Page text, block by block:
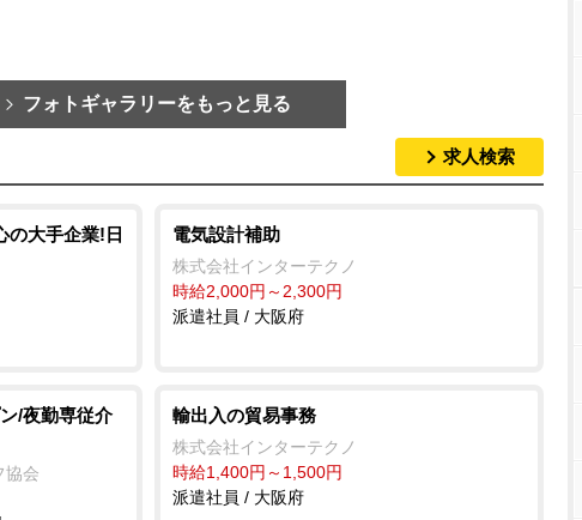
フォトギャラリーをもっと見る
求人検索
の大手企業!日
電気設計補助
株式会社インターテクノ
時給2,000円～2,300円
派遣社員 / 大阪府
/夜勤専従介
協会
輸出入の貿易事務
株式会社インターテクノ
時給1,400円～1,500円
派遣社員 / 大阪府